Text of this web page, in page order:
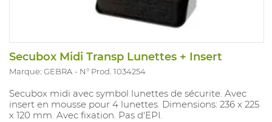
Secubox Midi Transp Lunettes + Insert
Marque: GEBRA N° Prod. 1034254
Secubox midi avec symbol lunettes de sécurite. Avec
insert en mousse pour 4 lunettes. Dimensions: 236 x 225
x 120 mm. Avec fixation. Pas d'EPI.